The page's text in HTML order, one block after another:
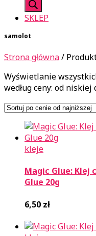
SKLEP
samolot
Strona główna/
Wyświetlanie
według ceny: od niskiej
kleje
Magic Glue: Klej
Glue 20g
6,50 zł